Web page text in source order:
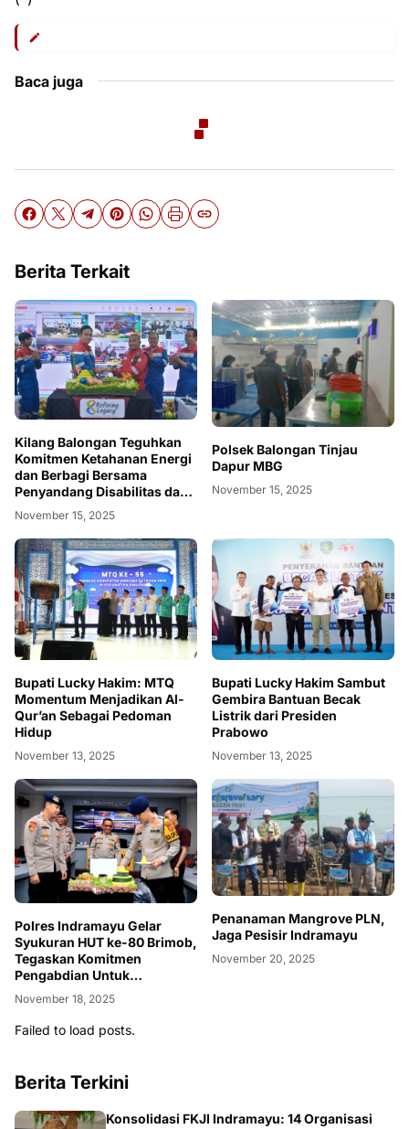
Baca juga
Berita Terkait
Kilang Balongan Teguhkan
Komitmen Ketahanan Energi
dan Berbagi Bersama
Penyandang Disabilitas dan
Yayasan Pendidikan
November 15, 2025
Polsek Balongan Tinjau
Dapur MBG
November 15, 2025
Bupati Lucky Hakim: MTQ
Momentum Menjadikan Al-
Qur’an Sebagai Pedoman
Hidup
November 13, 2025
Bupati Lucky Hakim Sambut
Gembira Bantuan Becak
Listrik dari Presiden
Prabowo
November 13, 2025
Polres Indramayu Gelar
Syukuran HUT ke-80 Brimob,
Tegaskan Komitmen
Pengabdian Untuk
Masyarakat
November 18, 2025
Penanaman Mangrove PLN,
Jaga Pesisir Indramayu
November 20, 2025
Failed to load posts.
Berita Terkini
Konsolidasi FKJI Indramayu: 14 Organisasi